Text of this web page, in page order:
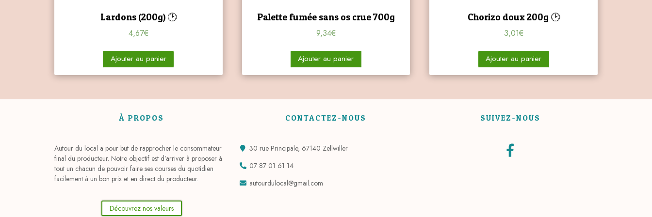
Lardons (200g) 🕑
4,67€
Ajouter au panier
Palette fumée sans os crue 700g
9,34€
Ajouter au panier
Chorizo doux 200g 🕑
3,01€
Ajouter au panier
À PROPOS
Autour du local a pour but de rapprocher le consommateur
final du producteur. Notre objectif est d’arriver à proposer à
tout un chacun de pouvoir faire ses courses du quotidien
facilement à un bon prix et en direct du producteur.
Découvrez nos valeurs
CONTACTEZ-NOUS
30 rue Principale, 67140 Zellwiller
07 87 01 61 14
autourdulocal@gmail.com
SUIVEZ-NOUS